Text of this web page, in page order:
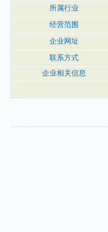
所属行业
经营范围
企业网址
联系方式
企业相关信息